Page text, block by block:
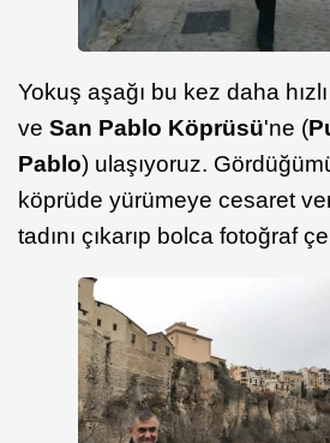
Yokuş aşağı bu kez daha
ve San Pablo Köprüsü'ne (
Pablo) ulaşıyoruz.
köprüde yürümeye cesaret
tadını çıkarıp bolca fotoğraf